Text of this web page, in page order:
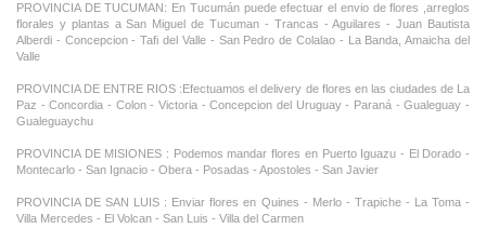
PROVINCIA DE TUCUMAN: En Tucumán puede efectuar el envio de flores ,arreglos
florales y plantas a San Miguel de Tucuman - Trancas - Aguilares - Juan Bautista
Alberdi - Concepcion - Tafi del Valle - San Pedro de Colalao - La Banda, Amaicha del
Valle
PROVINCIA DE ENTRE RIOS :Efectuamos el delivery de flores en las ciudades de La
Paz - Concordia - Colon - Victoria - Concepcion del Uruguay - Paraná - Gualeguay -
Gualeguaychu
PROVINCIA DE MISIONES : Podemos mandar flores en Puerto Iguazu - El Dorado -
Montecarlo - San Ignacio - Obera - Posadas - Apostoles - San Javier
PROVINCIA DE SAN LUIS : Enviar flores en Quines - Merlo - Trapiche - La Toma -
Villa Mercedes - El Volcan - San Luis - Villa del Carmen